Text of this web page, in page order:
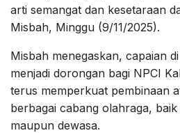
arti semangat dan kesetaraan
Misbah, Minggu (9/11/2025).
Misbah menegaskan, capaian
menjadi dorongan bagi NPCI
terus memperkuat pembinaan
berbagai cabang olahraga,
maupun dewasa.